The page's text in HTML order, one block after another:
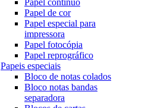
Papel continuo
Papel de cor
Papel especial para
impressora
Papel fotocópia
Papel reprográfico
Papeis especiais
Bloco de notas colados
Bloco notas bandas
separadora